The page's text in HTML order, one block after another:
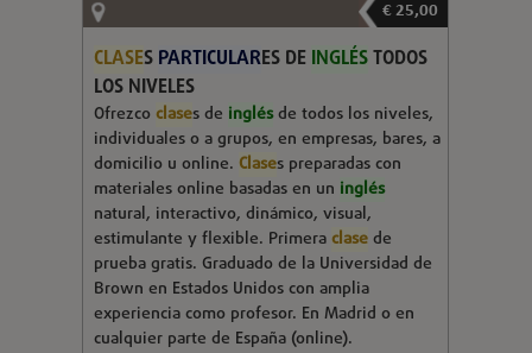
€ 25,00
CLASES PARTICULARES DE INGLÉSTODOS
LOS NIVELES
Ofrezcoclases de inglésde todos los niveles,
individuales o a grupos, en empresas, bares, a
domicilio u online. Clases preparadas con
materiales online basadas en un inglés
natural, interactivo, dinámico, visual,
estimulante y flexible. Primeraclasede
prueba gratis. Graduado de la Universidad de
Brown en Estados Unidos con amplia
experiencia como profesor. En Madrid o en
cualquier parte de España (online).